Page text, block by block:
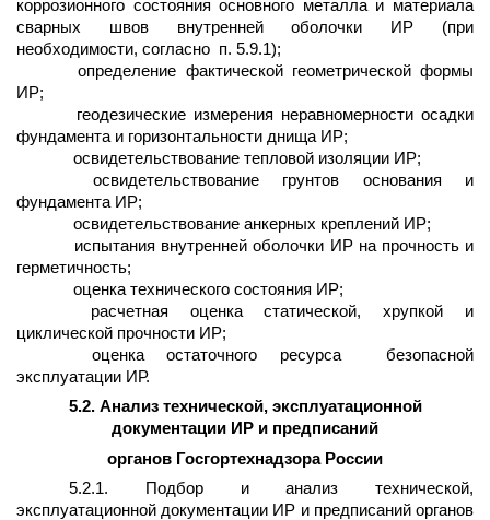
коррозионного состояния основного металла и материала
сварных швов внутренней оболочки ИР (при
необходимости, согласно п. 5.9.1);
определение фактической геометрической формы
ИР;
геодезические измерения неравномерности осадки
фундамента и горизонтальности днища ИР;
освидетельствование тепловой изоляции ИР;
освидетельствование грунтов основания и
фундамента ИР;
освидетельствование анкерных креплений ИР;
испытания внутренней оболочки ИР на прочность и
герметичность;
оценка технического состояния ИР;
расчетная оценка статической, хрупкой и
циклической прочности ИР;
оценка остаточного ресурса
безопасной
эксплуатации ИР.
5.2. Анализ технической, эксплуатационной
документации ИР и предписаний
органов Госгортехнадзора России
5.2.1. Подбор и анализ технической,
эксплуатационной документации ИР и предписаний органов